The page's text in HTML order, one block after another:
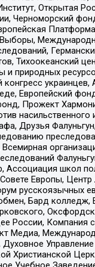
Открытая
Черноморский
Тихоокеанский
природных
украинцев,
Европейский
Прожект
насильственного
Друзья
Ассоциация школ
Европы, Центр
русскоязычных
Бард колледж,
России, Компания
Медиа,
Христианской